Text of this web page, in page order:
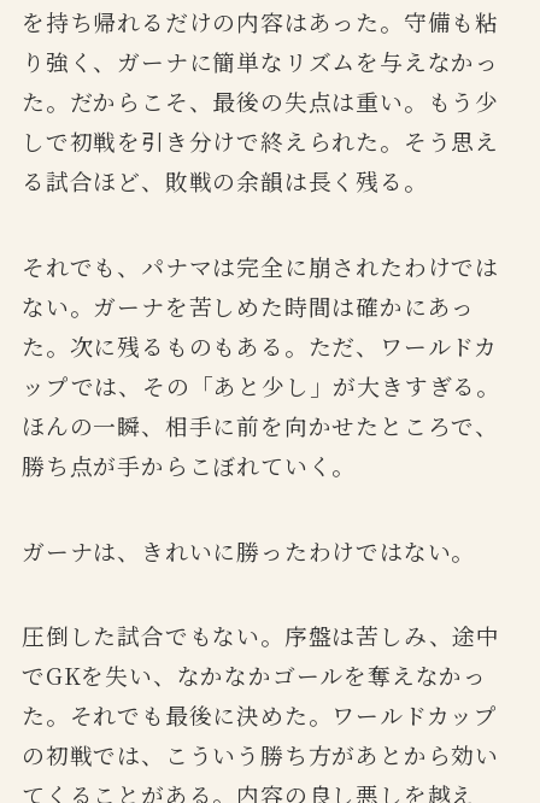
を持ち帰れるだけの内容はあった。守備も粘
り強く、ガーナに簡単なリズムを与えなかっ
た。だからこそ、最後の失点は重い。もう少
しで初戦を引き分けで終えられた。そう思え
る試合ほど、敗戦の余韻は長く残る。
それでも、パナマは完全に崩されたわけでは
ない。ガーナを苦しめた時間は確かにあっ
た。次に残るものもある。ただ、ワールドカ
ップでは、その「あと少し」が大きすぎる。
ほんの一瞬、相手に前を向かせたところで、
勝ち点が手からこぼれていく。
ガーナは、きれいに勝ったわけではない。
圧倒した試合でもない。序盤は苦しみ、途中
でGKを失い、なかなかゴールを奪えなかっ
た。それでも最後に決めた。ワールドカップ
の初戦では、こういう勝ち方があとから効い
てくることがある。内容の良し悪しを越え